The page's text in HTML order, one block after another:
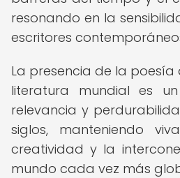
resonando en la
escritores
La presencia de la poesía
literatura mundial es
relevancia y
siglos, manteniendo
creatividad y la
mundo cada vez más